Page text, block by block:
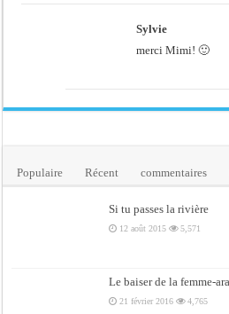
Sylvie
merci Mimi! 🙂
Populaire Récent commentaires
Si tu passes la rivière
12 août 2015 5,571
Le baiser de la femme-
21 février 2016 4,765